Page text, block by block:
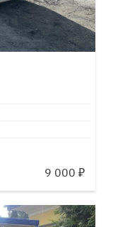
9 000 ₽